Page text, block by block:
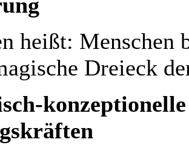
heißt: Menschen
Dreieck